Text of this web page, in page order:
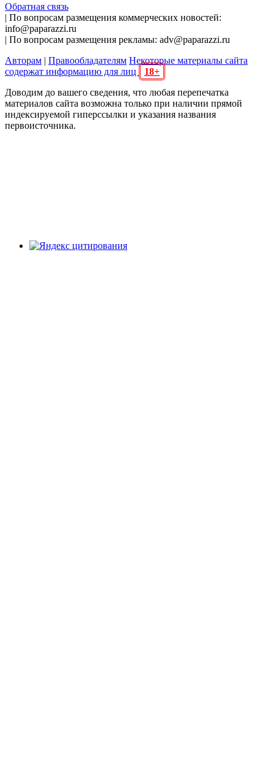
Обратная связь
| По вопросам размещения коммерческих новостей:
info@paparazzi.ru
| По вопросам размещения рекламы: adv@paparazzi.ru
Авторам | Правообладателям Некоторые материалы сайта
содержат информацию для лиц
18+
Доводим до вашего сведения, что любая перепечатка
материалов сайта возможна только при наличии прямой
индексируемой гиперссылки и указания названия
первоисточника.